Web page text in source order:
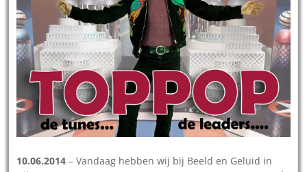
10.06.2014 – Vandaag hebben wij bij Beeld en Geluid in